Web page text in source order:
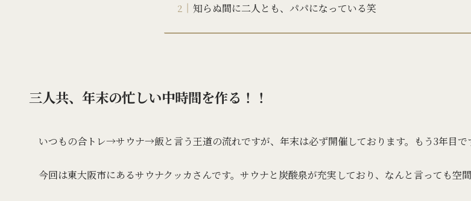
知らぬ間に二人とも、パパになっている笑
三人共、年末の忙しい中時間を作る！！
いつもの合トレ→サウナ→飯と言う王道の流れですが、年末は必ず開催しております。もう3年目で
今回は東大阪市にあるサウナクッカさんです。サウナと炭酸泉が充実しており、なんと言っても空間